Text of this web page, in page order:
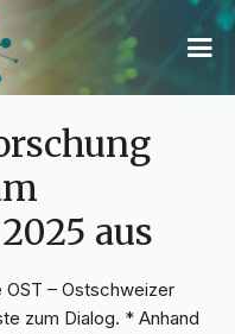
aus
– Ostschweizer
zum Dialog. * Anhand